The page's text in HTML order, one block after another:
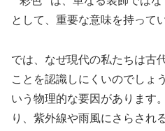
として、重要な意味を持って
では、なぜ現代の私たちは古
ことを認識しにくいのでしょ
いう物理的な要因があります
り、紫外線や雨風にさらされ